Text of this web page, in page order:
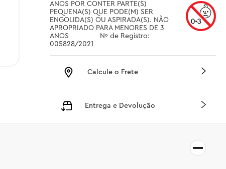
ANOS POR CONTER PARTE(S)
PEQUENA(S) QUE PODE(M) SER
ENGOLIDA(S) OU ASPIRADA(S). NÃO
APROPRIADO PARA MENORES DE 3
ANOS		 Nº de Registro:
005828/2021
Calcule o Frete
Entrega e Devolução